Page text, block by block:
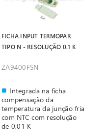
FICHA INPUT TERMOPAR
TIPO N - RESOLUÇÃO 0.1 K
ZA9400FSN
Integrada na ficha
compensação da
temperatura da junção fria
com NTC com resolução
de 0,01 K